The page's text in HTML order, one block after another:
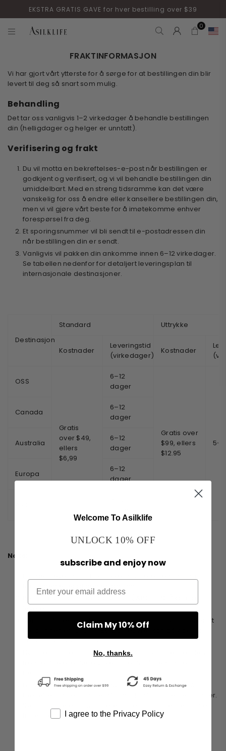
EKSTRA GRATIS GAVE for hver bestilling over $39
0
FRAKTINFORMASJON
Vi har gjort vårt ytterste for å sørge for at bestillingen din blir
levert til deg så snart som mulig.
Behandling
Det tar oss vanligvis 1–2 virkedager å behandle bestillingen
din (helligdager og helger er unntatt).
Verifisering og frakt
Du vil motta en bekreftelses-e-post når bestillingen er
godkjent og verifisert, og vi vil behandle bestillingen din
umiddelbart. Med en streng tidsramme kan det være
vanskelig for oss å endre eller kansellere bestillingen din,
men vi vil gjøre vårt beste for å imøtekomme enhver
forespørsel fra deg.
Et sporingsnummer vil bli sendt til e-postadressen din
når bestillingen din er sendt.
Vanligvis vil pakken din ankomme innen 6–12virkedager.
Se tabellen nedenfor for detaljert leveringsplan til
internasjonale destinasjoner.
Destinasjon
Standard Uttrykke
Kostnader
Leveringstid
(virkedager)
Kostnader
OSS
Gratis
over $49,
ellers
$6,99
6–12
dager
Gratis over
$99, ellers
$12.95
Canada
6–12
dager
Australia
6–12
dager
Europa
6–12
dager
Note:
Postbokser og militæradresser
Sørg for å bekrefte leveringsadressen din før og etter at
bestillingen er lagt inn. Ekstra gebyrer kan påløpe for
sene adresseendringer.
Hvis bestillingen din krever tilpasning, kan det hende vi
For å unngå kredittkortsvindel kan det hende vi må
bekrefte din personlige informasjon for store bestillinger.
tilgjengelig.
Welcome To Asilklife
UNLOCK 10% OFF
subscribe and enjoy now
Claim My 10% Off
No, thanks.
I agree to the Privacy Policy